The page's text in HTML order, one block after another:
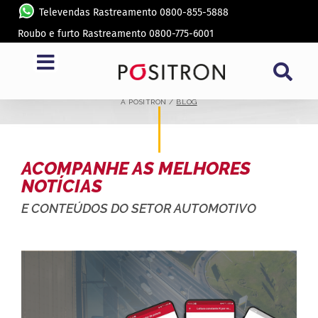
Televendas Rastreamento 0800-855-5888
Roubo e furto Rastreamento 0800-775-6001
BLOG
A PÓSITRON /BLOG
ACOMPANHE AS MELHORES
NOTÍCIAS
E CONTEÚDOS DO SETOR AUTOMOTIVO